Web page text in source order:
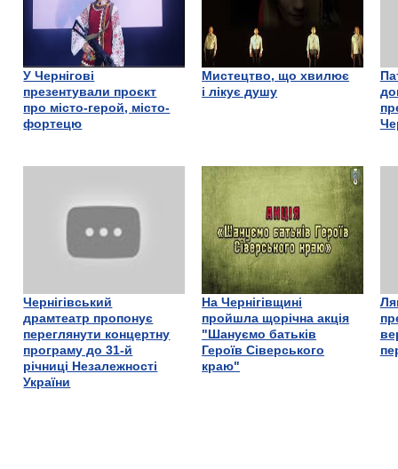
У Чернігові
презентували проєкт
про місто-герой, місто-
фортецю
Мистецтво, що хвилює
і лікує душу
Чернігівський
драмтеатр пропонує
переглянути концертну
програму до 31-й
річниці Незалежності
України
На Чернігівщині
пройшла щорічна акція
"Шануємо батьків
Героїв Сіверського
краю"